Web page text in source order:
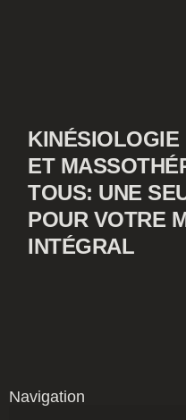
KINÉSIOLOGIE
ET
TOUS: UNE
POUR VOTRE
INTÉGRAL
Navigation